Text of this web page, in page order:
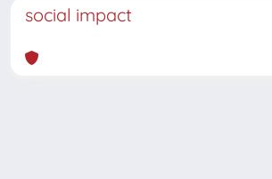
social impact